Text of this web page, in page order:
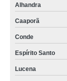
Alhandra
Caaporã
Conde
Espírito Santo
Lucena